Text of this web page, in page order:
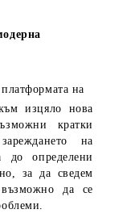
платформата на
изцяло нова
кратки
на
до определени
за да сведем
да се